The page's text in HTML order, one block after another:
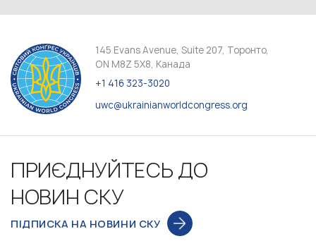
145 Evans Avenue, Suite 207, Торонто,
ON M8Z 5X8, Канада
+1 416 323-3020
uwc@ukrainianworldcongress.org
ПРИЄДНУЙТЕСЬ ДО
НОВИН СКУ
ПІДПИСКА НА НОВИНИ СКУ